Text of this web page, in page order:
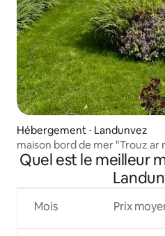
Hébergement ⋅ Landunvez
maison bord de mer "Trouz ar
Quel est le meilleur
Mois Prix